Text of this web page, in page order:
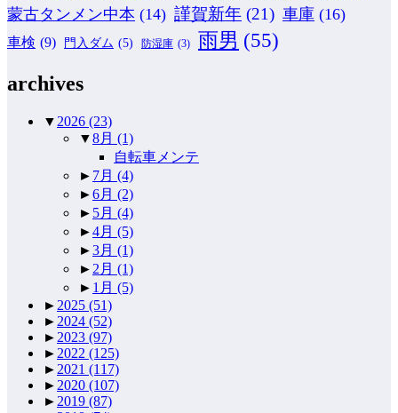
蒙古タンメン中本 (14) 謹賀新年 (21) 車庫 (16)
車検 (9) 門入ダム (5) 防湿庫 (3) 雨男 (55)
archives
▼ 2026 (23)
▼8月 (1)
自転車メンテ
► 7月 (4)
►6月 (2)
► 5月 (4)
►4月 (5)
►3月 (1)
► 2月 (1)
► 1月 (5)
► 2025 (51)
► 2024 (52)
► 2023 (97)
► 2022 (125)
► 2021 (117)
► 2020 (107)
► 2019 (87)